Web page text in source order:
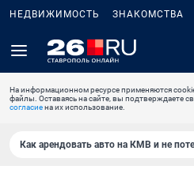
НЕДВИЖИМОСТЬ ЗНАКОМСТВА
На информационном ресурсе применяются
файлы. Оставаясь на сайте, вы подтверждаете
согласиена их использование.
Как арендовать авто на КМВ и не